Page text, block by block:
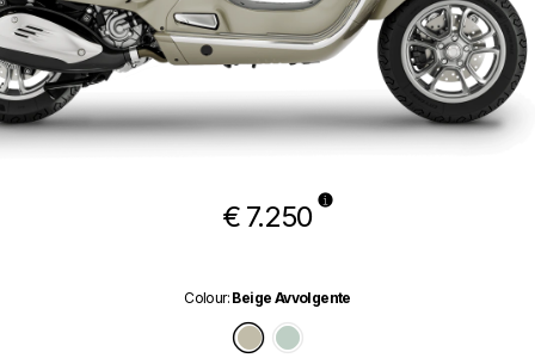
€ 7.250
Colour: Beige Avvolgente
Beige Avvolgente
Verde Amabile